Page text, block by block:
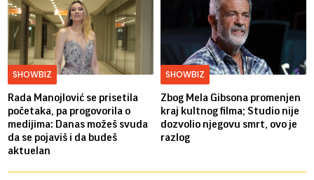
SHOWBIZ
Rada Manojlović se prisetila
početaka, pa progovorila o
medijima: Danas možeš svuda
da se pojaviš i da budeš
aktuelan
SHOWBIZ
Zbog Mela Gibsona promenjen
kraj kultnog filma; Studio nije
dozvolio njegovu smrt, ovo je
razlog